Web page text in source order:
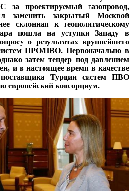
проектируемый газопровод,
заменить закрытый Москвой
склонная к геополитическому
пошла на уступки Западу в
о результатах крупнейшего
ПРО/ПВО. Первоначально в
затем тендер под давлением
и в настоящее время в качестве
поставщика Турции систем ПВО
европейский консорциум.